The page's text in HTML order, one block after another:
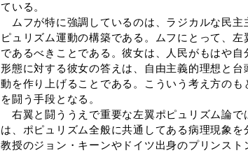
ている。
ムフが特に強調しているのは、ラジカルな民主
ピュリズム運動の構築である。ムフにとって、
であるべきことである。彼女は、人民がもはや
形態に対する彼女の答えは、自由主義的理想と
動を作り上げることである。こういう考え方の
を闘う手段となる。
右翼と闘ううえで重要な左翼ポピュリズム論で
は、ポピュリズム全般に共通してある病理現象
教授のジョン・キーンやドイツ出身のプリンス